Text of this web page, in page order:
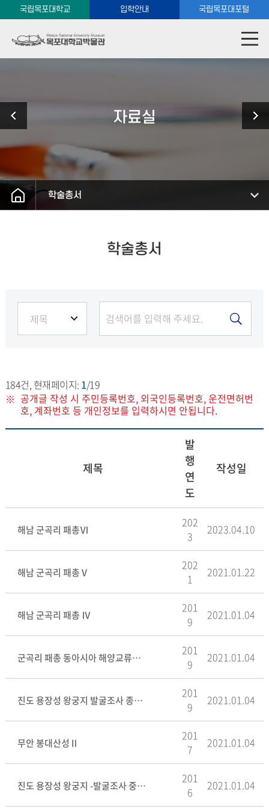
국립목포대학교 입학안내 국립목포대포털
자료실
학술총서
학술총서
184건, 현재페이지: 1/19
공개글 작성 시 주민등록번호, 외국인등록번호, 운전면허번
호, 계좌번호 등 개인정보를 입력하시면 안됩니다.
제목
발
행
연
도
작성일
해남 군곡리 패총Ⅵ
202
3
2023.04.10
해남 군곡리 패총Ⅴ
202
1
2021.01.22
해남 군곡리 패총 Ⅳ
201
9
2021.01.04
군곡리 패총 동아시아 해양교류의 시작
201
9
2021.01.04
진도 용장성 왕궁지 발굴조사 종합보고서
201
9
2021.01.04
무안 봉대산성Ⅱ
201
7
2021.01.04
진도 용장성 왕궁지 -발굴조사 중간보고Ⅱ-
201
6
2021.01.04